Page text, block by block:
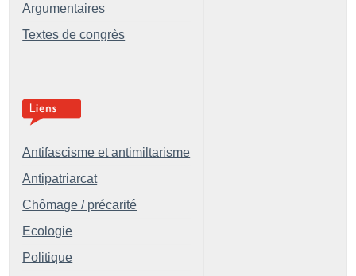
Argumentaires
Textes de congrès
Antifascisme et antimiltarisme
Antipatriarcat
Chômage / précarité
Ecologie
Politique